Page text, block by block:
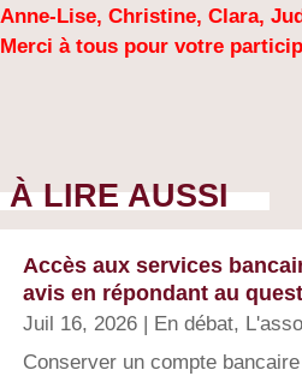
Anne-Lise, Christine, Clara,
Merci à tous pour votre
À LIRE AUSSI
Accès aux services
avis en répondant au
Juil 16, 2026 | En débat,
Conserver un compte